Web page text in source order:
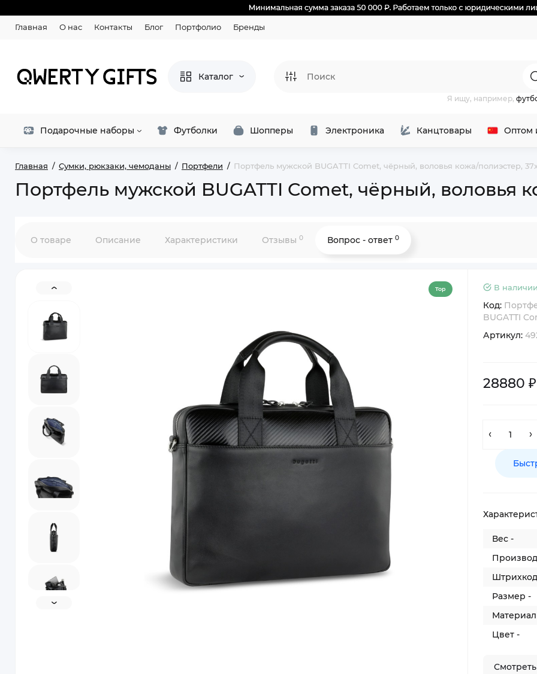
Главная О нас Контакты Блог Портфолио Бренды
Каталог
Я ищу, например,
Подарочные наборы Футболки Шопперы Электроника Канцтовары Оптом
Главная Сумки, рюкзаки, чемоданы Портфели Портфель мужской BUGATTI Comet, чёрный, воловья кожа/полиэстер,
Портфель мужской BUGATTI Comet, чёрный, воловья
О товаре Описание Характеристики Отзывы 0 Вопрос - ответ 0
Top В
Код:
BUGATTI
Артикул:
28880 ₽
Вес -
Размер -
Цвет -